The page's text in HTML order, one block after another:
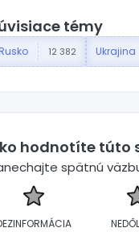
témy
12 382 Ukrajina
hodnotíte túto
spätnú